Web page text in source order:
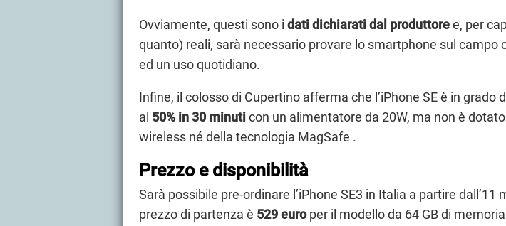
Ovviamente, questi sono i dati dichiarati dal produttoree, per
quanto) reali, sarà necessario provare lo smartphone sul campo
ed un uso quotidiano.
Infine, il colosso di Cupertino afferma che l’‌iPhone SE‌ è in grado
al 50% in 30 minuticon un alimentatore da 20W, ma non è
wireless né della tecnologia MagSafe .
Prezzo e disponibilità
Sarà possibile pre-ordinare l’iPhone SE3 in Italia a partire dall’11
prezzo di partenza è 529 europer il modello da 64 GB di